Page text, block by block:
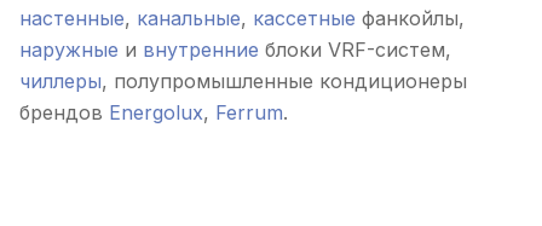
настенные, канальные, кассетные фанкойлы,
наружные и внутренние блоки VRF-систем,
чиллеры, полупромышленные кондиционеры
брендов Energolux, Ferrum.